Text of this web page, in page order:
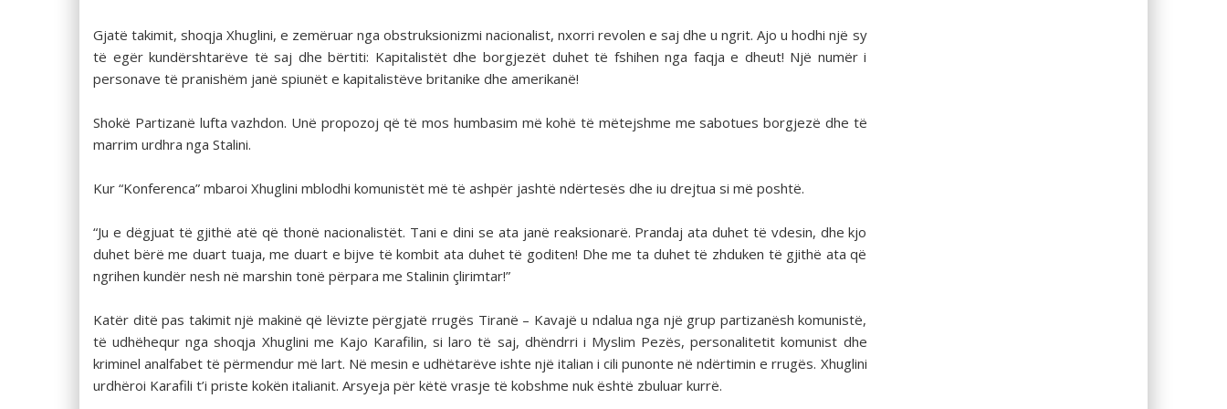
Gjatë takimit, shoqja Xhuglini, e zemëruar nga obstruksionizmi nacionalist, nxorri revolen e saj dhe u ngrit. Ajo u hodhi një sy
të egër kundërshtarëve të saj dhe bërtiti: Kapitalistët dhe borgjezët duhet të fshihen nga faqja e dheut! Një numër i
personave të pranishëm janë spiunët e kapitalistëve britanike dhe amerikanë!
Shokë Partizanë lufta vazhdon. Unë propozoj që të mos humbasim më kohë të mëtejshme me sabotues borgjezë dhe të
marrim urdhra nga Stalini.
Kur “Konferenca” mbaroi Xhuglini mblodhi komunistët më të ashpër jashtë ndërtesës dhe iu drejtua si më poshtë.
“Ju e dëgjuat të gjithë atë që thonë nacionalistët. Tani e dini se ata janë reaksionarë. Prandaj ata duhet të vdesin, dhe kjo
duhet bërë me duart tuaja, me duart e bijve të kombit ata duhet të goditen! Dhe me ta duhet të zhduken të gjithë ata që
ngrihen kundër nesh në marshin tonë përpara me Stalinin çlirimtar!”
Katër ditë pas takimit një makinë që lëvizte përgjatë rrugës Tiranë – Kavajë u ndalua nga një grup partizanësh komunistë,
të udhëhequr nga shoqja Xhuglini me Kajo Karafilin, si laro të saj, dhëndrri i Myslim Pezës, personalitetit komunist dhe
kriminel analfabet të përmendur më lart. Në mesin e udhëtarëve ishte një italian i cili punonte në ndërtimin e rrugës. Xhuglini
urdhëroi Karafili t’i priste kokën italianit. Arsyeja për këtë vrasje të kobshme nuk është zbuluar kurrë.